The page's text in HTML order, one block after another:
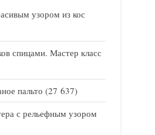
узором из кос
спицами. Мастер класс
пальто (27 637)
с рельефным узором